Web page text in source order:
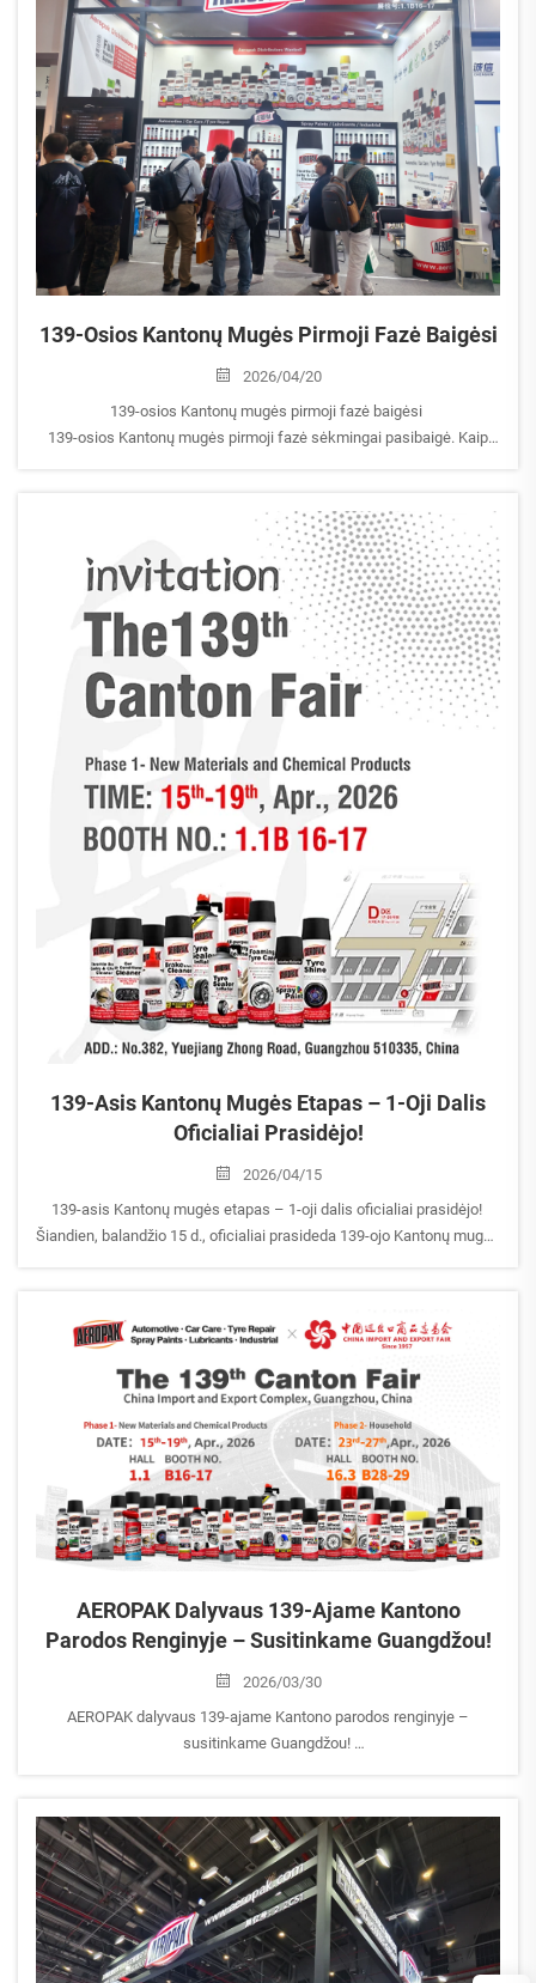
139-Osios Kantonų Mugės Pirmoji Fazė Baigėsi
2026/04/20
139-osios Kantonų mugės pirmoji fazė baigėsi
139-osios Kantonų mugės pirmoji fazė sėkmingai pasibaigė. Kaip
su naujais klientais, ...
139-Asis Kantonų Mugės Etapas – 1-Oji Dalis
Oficialiai Prasidėjo!
2026/04/15
139-asis Kantonų mugės etapas – 1-oji dalis oficialiai prasidėjo!
Šiandien, balandžio 15 d., oficialiai prasideda 139-ojo Kantonų mugės
AEROPAK Dalyvaus 139-Ajame Kantono
Parodos Renginyje – Susitinkame Guangdžou!
2026/03/30
AEROPAK dalyvaus 139-ajame Kantono parodos renginyje –
susitinkame Guangdžou!
parodos komplekse Guangdžou, Kinijoje.
Mes busime parodos...